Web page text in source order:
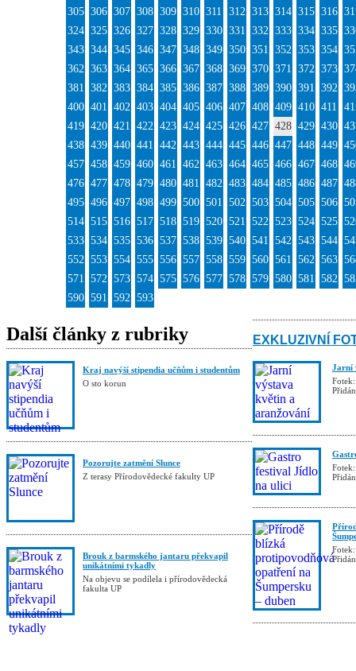
305 306 307 308 309 310 311 312 313 314 315 316
324 325 326 327 328 329 330 331 332 333 334 335
343 344 345 346 347 348 349 350 351 352 353 354
362 363 364 365 366 367 368 369 370 371 372 373
381 382 383 384 385 386 387 388 389 390 391 392
400 401 402 403 404 405 406 407 408 409 410 411
419 420 421 422 423 424 425 426 427 428 429 430
438 439 440 441 442 443 444 445 446 447 448 449
457 458 459 460 461 462 463 464 465 466 467 468
476 477 478 479 480 481 482 483 484 485 486 487
495 496 497 498 499 500 501 502 503 504 505 506
514 515 516 517 518 519 520 521 522 523 524 525
533 534 535 536 537 538 539 540 541 542 543 544
552 553 554 555 556 557 558 559 560 561 562 563
571 572 573 574 575 576 577 578 579 580 581 582
590 591 592 593
Další články z rubriky
Kraj navýší stipendia učňům i studentům
O sto korun
Pozorujte zatmění Slunce
Z terasy Přírodovědecké fakulty UP
Brouk z barmského jantaru překvapil
unikátními tykadly
Na objevu se podílela i přírodovědecká
fakulta UP
EXKLUZIVNÍ
Jarní